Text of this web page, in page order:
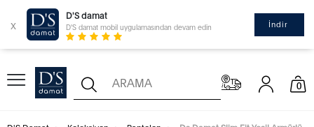
x
D'S damat
D'S damat mobil uygulamasından devam edin İndir
0